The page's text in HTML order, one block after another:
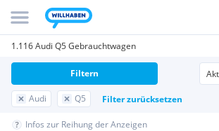
1.116 Audi Q5 Gebrauchtwagen
Audi Q5 Filter zurücksetzen
Filtern
Infos zur Reihung der Anzeigen